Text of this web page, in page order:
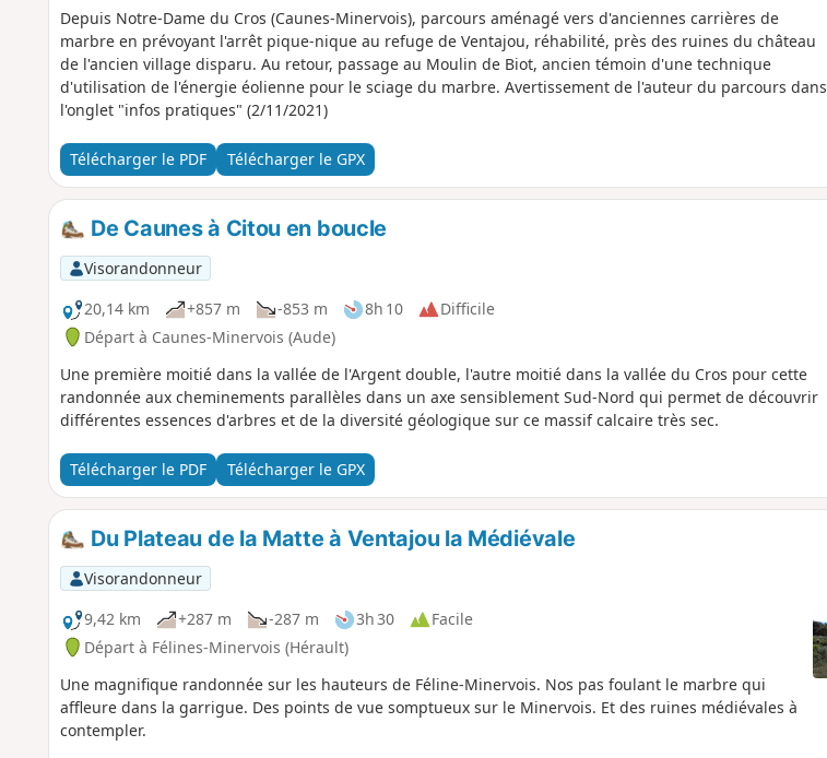
Depuis Notre-Dame du Cros (Caunes-Minervois), parcours aménagé vers d'anciennes carrières de
marbre en prévoyant l'arrêt pique-nique au refuge de Ventajou, réhabilité, près des ruines du château
de l'ancien village disparu. Au retour, passage au Moulin de Biot, ancien témoin d'une technique
d'utilisation de l'énergie éolienne pour le sciage du marbre. Avertissement de l'auteur du parcours dans
l'onglet "infos pratiques" (2/11/2021)
Télécharger le PDF Télécharger le GPX
De Caunes à Citou en boucle
Visorandonneur
20,14 km
+857 m -853 m 8h 10
Difficile
Départ à Caunes-Minervois (Aude)
Une première moitié dans la vallée de l'Argent double, l'autre moitié dans la vallée du Cros pour cette
randonnée aux cheminements parallèles dans un axe sensiblement Sud-Nord qui permet de découvrir
différentes essences d'arbres et de la diversité géologique sur ce massif calcaire très sec.
Télécharger le PDF Télécharger le GPX
Du Plateau de la Matte à Ventajou la Médiévale
Visorandonneur
9,42 km
+287 m -287 m 3h 30
Facile
Départ à Félines-Minervois (Hérault)
Une magnifique randonnée sur les hauteurs de Féline-Minervois. Nos pas foulant le marbre qui
affleure dans la garrigue. Des points de vue somptueux sur le Minervois. Et des ruines médiévales à
contempler.